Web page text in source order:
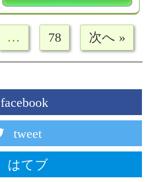
… 78 次へ »
facebook
tweet
はてブ